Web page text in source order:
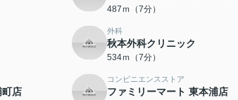
487ｍ（7分）
外科
秋本外科クリニック
534ｍ（7分）
町店
コンビニエンスストア
ファミリーマート 東本浦店